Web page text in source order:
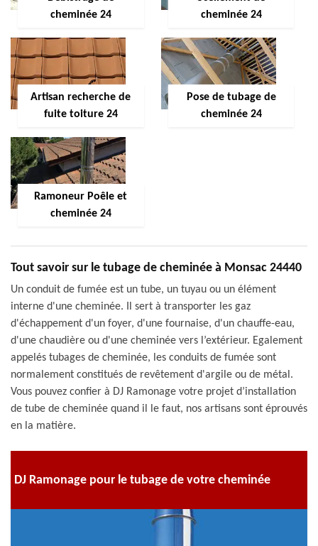
cheminée 24
cheminée 24
Artisan recherche de
fuite toiture 24
Pose de tubage de
cheminée 24
Ramoneur Poêle et
cheminée 24
Tout savoir sur le tubage de cheminée à Monsac 24440
Un conduit de fumée est un tube, un tuyau ou un élément
interne d'une cheminée. Il sert à transporter les gaz
d'échappement d'un foyer, d'une fournaise, d'un chauffe-eau,
d'une chaudière ou d'une cheminée vers l’extérieur. Egalement
appelés tubages de cheminée, les conduits de fumée sont
normalement constitués de revêtement d'argile ou de métal.
Vous pouvez confier à DJ Ramonage votre projet d’installation
de tube de cheminée quand il le faut, nos artisans sont éprouvés
en la matière.
DJ Ramonage pour le tubage de votre cheminée